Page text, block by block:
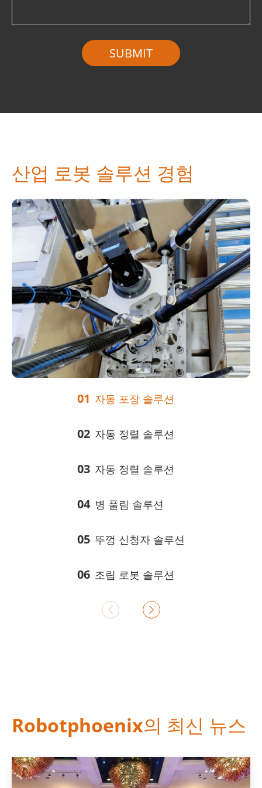
산업 로봇 솔루션 경험
01 자동 포장 솔루션
02 자동 정렬 솔루션
03 자동 정렬 솔루션
04 병 풀림 솔루션
05 뚜껑 신청자 솔루션
06 조립 로봇 솔루션
 
Robotphoenix의 최신 뉴스